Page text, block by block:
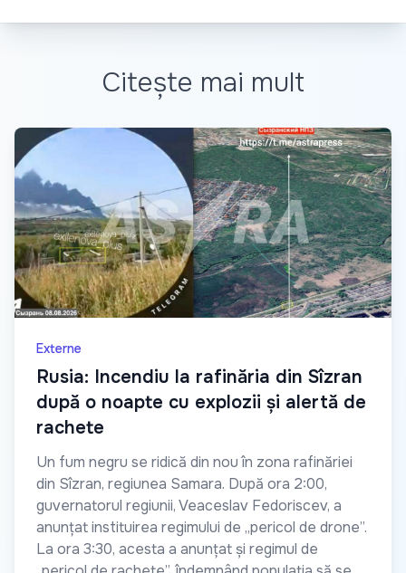
Citește mai mult
Externe
Rusia: Incendiu la rafinăria din Sîzran
după o noapte cu explozii și alertă de
rachete
Un fum negru se ridică din nou în zona rafinăriei
din Sîzran, regiunea Samara. După ora 2:00,
guvernatorul regiunii, Veaceslav Fedoriscev, a
anunțat instituirea regimului de „pericol de drone”.
La ora 3:30, acesta a anunțat și regimul de